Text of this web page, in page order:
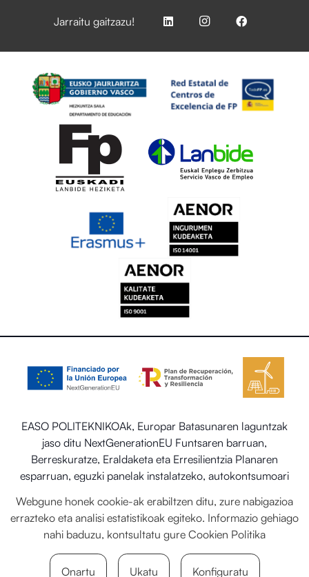
Jarraitu gaitzazu!
EASO POLITEKNIKOAk, Europar Batasunaren laguntzak
jaso ditu NextGenerationEU Funtsaren barruan,
Berreskuratze, Eraldaketa eta Erresilientzia Planaren
esparruan, eguzki panelak instalatzeko, autokontsumoari
berriztagarriekin, baita ere Trantsizio Ekologikorako eta
Erronka Demografikorako Ministerioaren egoitza-
sektorearen sistema termiko berriztagarriak ezartzea.
Webgune honek cookie-ak erabiltzen ditu, zure nabigazioa
errazteko eta analisi estatistikoak egiteko. Informazio gehiago
nahi baduzu, kontsultatu gure Cookien Politika
Onartu Ukatu Konfiguratu